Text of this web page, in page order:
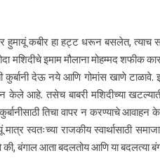
हुमायूं कबीर हा हट्ट धरून बसलेत, त्याच
मशिदीचे इमाम मौलाना मोहम्मद शफीक
कुर्बानी देऊ नये आणि गोमांस खाणे टाळावे.
केले आहे. तसेच बाबरी मशिदीच्या
तिचा वापर न करण्याचे
स्वतःच्या राजकीय स्वार्थासाठी
की, बंगाल आता बदलतोय आणि या बदलत्या